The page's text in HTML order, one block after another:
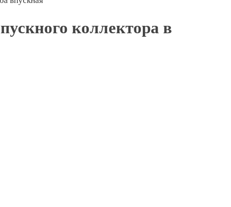
коллектора в